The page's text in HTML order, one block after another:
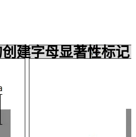
建字母显著性标记